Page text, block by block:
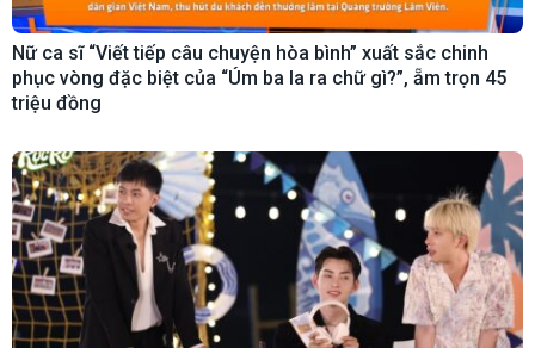
Nữ ca sĩ “Viết tiếp câu chuyện hòa bình” xuất sắc chinh
phục vòng đặc biệt của “Úm ba la ra chữ gì?”, ẵm trọn 45
triệu đồng